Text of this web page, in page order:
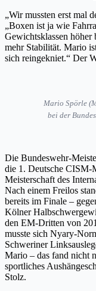
„Wir mussten erst mal
„Boxen ist ja wie
Gewichtsklassen
mehr Stabilität. Mario
sich reingekniet.“ Der
Mario Spörle
bei der
Die Bundeswehr-
die 1. Deutsche CISM-
Meisterschaft des
Nach einem Freilos
bereits im Finale –
Kölner
den EM-Dritten von
musste sich Nyary-
Schweriner
Mario – das fand nicht
sportliches
Stolz.